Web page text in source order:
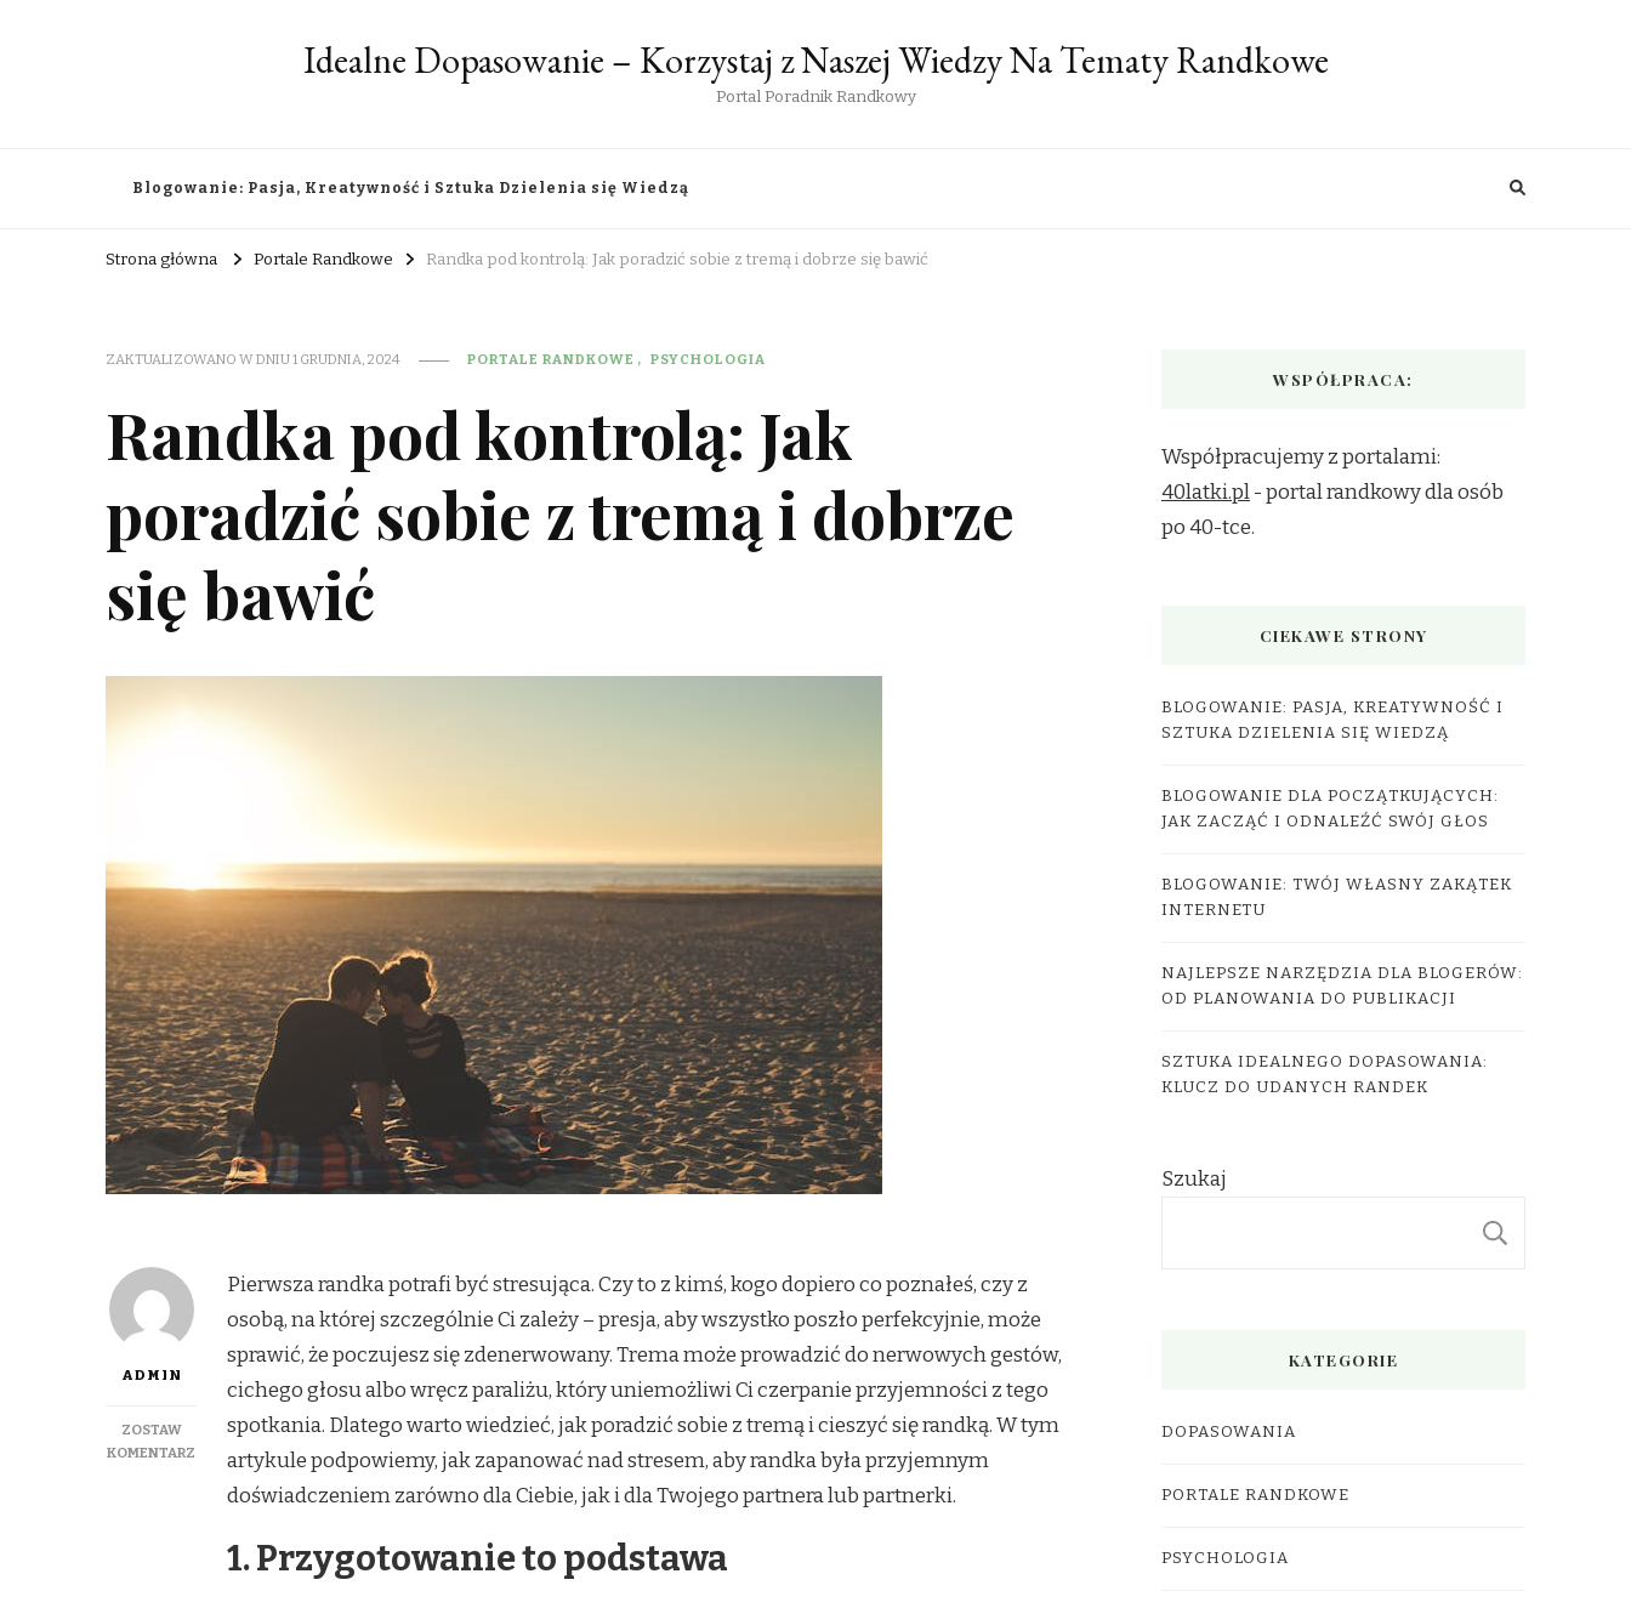
Idealne Dopasowanie – Korzystaj z Naszej Wiedzy Na Tematy Randkowe
Portal Poradnik Randkowy
Blogowanie: Pasja, Kreatywność i Sztuka Dzielenia się Wiedzą
Strona główna Portale Randkowe Randka pod kontrolą: Jak poradzić sobie z tremą i dobrze się bawić
ZAKTUALIZOWANO W DNIU1 GRUDNIA, 2024 PORTALE RANDKOWE PSYCHOLOGIA
Randka pod kontrolą: Jak
poradzić sobie z tremą i dobrze
się bawić
ADMIN
ZOSTAW
KOMENTARZ
PORADZIĆ
Pierwsza randka potrafi być stresująca. Czy to z kimś, kogo dopiero co poznałeś, czy z
osobą, na której szczególnie Ci zależy – presja, aby wszystko poszło perfekcyjnie, może
sprawić, że poczujesz się zdenerwowany. Trema może prowadzić do nerwowych gestów,
cichego głosu albo wręcz paraliżu, który uniemożliwi Ci czerpanie przyjemności z tego
spotkania. Dlatego warto wiedzieć, jak poradzić sobie z tremą i cieszyć się randką. W tym
artykule podpowiemy, jak zapanować nad stresem, aby randka była przyjemnym
doświadczeniem zarówno dla Ciebie, jak i dla Twojego partnera lub partnerki.
1. Przygotowanie to podstawa
WSPÓŁPRACA:
Współpracujemy z portalami:
40latki.pl- portal randkowy dla osób
po 40-tce.
CIEKAWE STRONY
BLOGOWANIE: PASJA, KREATYWNOŚĆ I
SZTUKA DZIELENIA SIĘ WIEDZĄ
BLOGOWANIE DLA POCZĄTKUJĄCYCH:
JAK ZACZĄĆ I ODNALEŹĆ SWÓJ GŁOS
BLOGOWANIE: TWÓJ WŁASNY ZAKĄTEK
INTERNETU
NAJLEPSZE NARZĘDZIA DLA BLOGERÓW:
OD PLANOWANIA DO PUBLIKACJI
SZTUKA IDEALNEGO DOPASOWANIA:
KLUCZ DO UDANYCH RANDEK
Szukaj
KATEGORIE
DOPASOWANIA
PORTALE RANDKOWE
PSYCHOLOGIA